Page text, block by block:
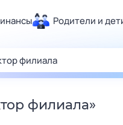
Родители и
Спорт
филиала»